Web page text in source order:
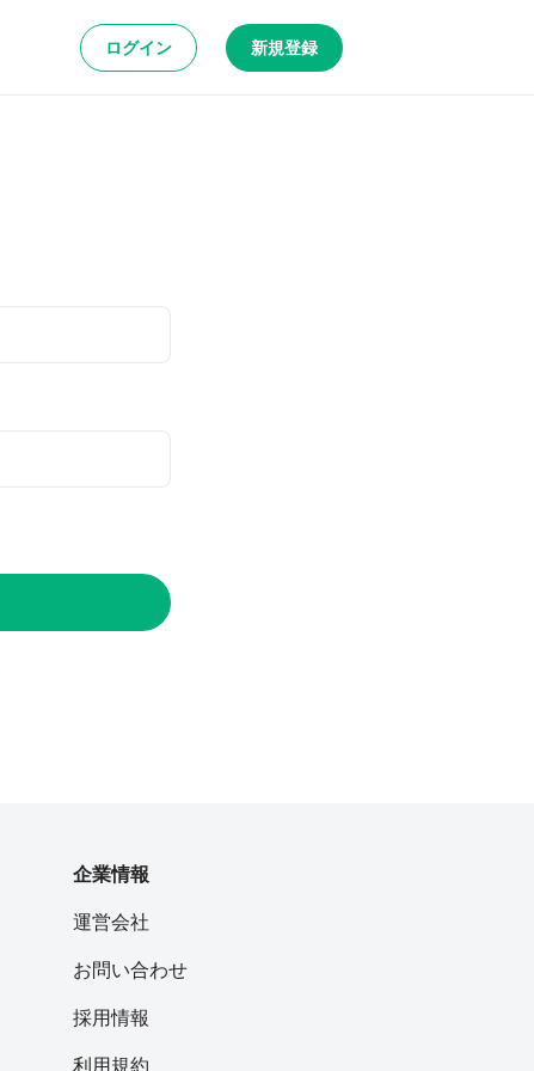
ログイン 新規登録
企業情報
運営会社
お問い合わせ
採用情報
利用規約